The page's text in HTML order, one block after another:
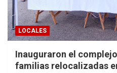
LOCALES
Inauguraron el
familias relocalizadas